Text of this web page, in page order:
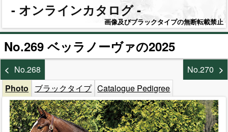
オンラインカタログ
画像及びブラックタイプの無断転載禁止
No.269 ベッラノーヴァの2025
No.268
No.270
Photo
ブラックタイプ Catalogue Pedigree